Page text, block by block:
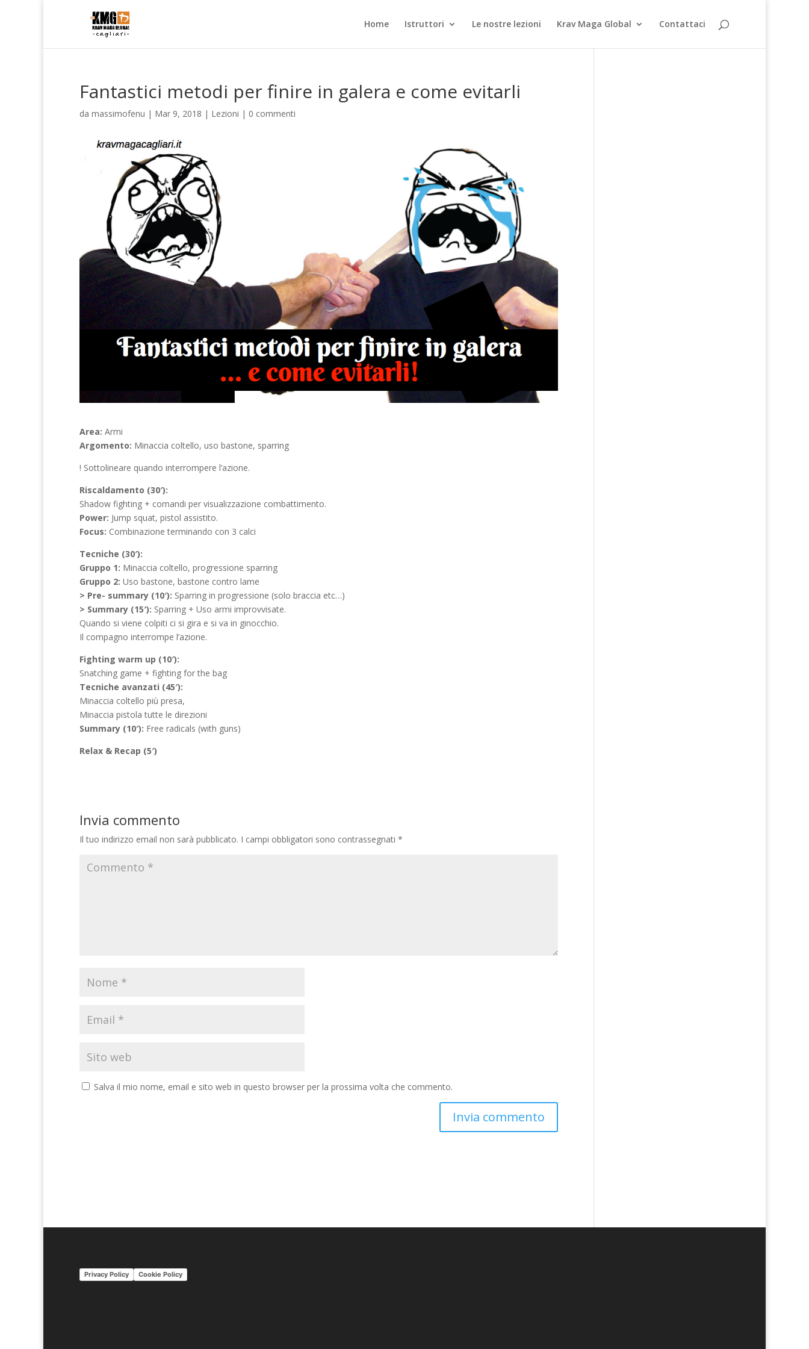
Home Istruttori Le nostre lezioni Krav Maga Global Contattaci
Fantastici metodi per finire in galera e come evitarli
da massimofenu | Mar 9, 2018 | Lezioni | 0 commenti
Area: Armi
Argomento: Minaccia coltello, uso bastone, sparring
! Sottolineare quando interrompere l’azione.
Riscaldamento (30′):
Shadow fighting + comandi per visualizzazione combattimento.
Power: Jump squat, pistol assistito.
Focus: Combinazione terminando con 3 calci
Tecniche (30′):
Gruppo 1: Minaccia coltello, progressione sparring
Gruppo 2: Uso bastone, bastone contro lame
> Pre- summary (10′): Sparring in progressione (solo braccia etc…)
> Summary (15′): Sparring + Uso armi improvvisate.
Quando si viene colpiti ci si gira e si va in ginocchio.
Il compagno interrompe l’azione.
Fighting warm up (10′):
Snatching game + fighting for the bag
Tecniche avanzati (45′):
Minaccia coltello più presa,
Minaccia pistola tutte le direzioni
Summary (10′): Free radicals (with guns)
Relax & Recap (5′)
Invia commento
Il tuo indirizzo email non sarà pubblicato. I campi obbligatori sono contrassegnati *
Salva il mio nome, email e sito web in questo browser per la prossima volta che commento.
ePrivacy Policy Cookie Policy